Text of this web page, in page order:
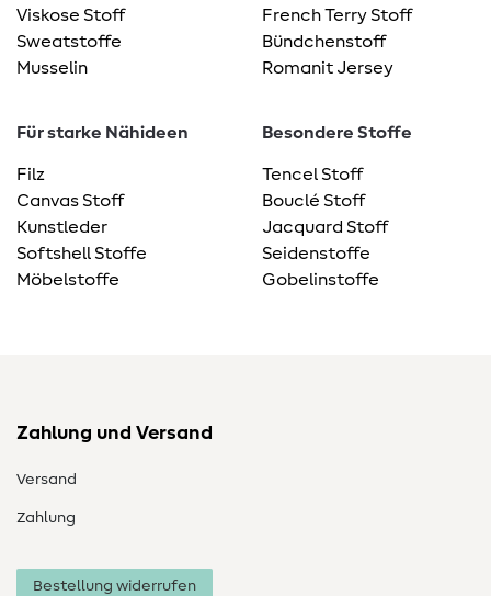
Viskose Stoff
Sweatstoffe
Musselin
French Terry Stoff
Bündchenstoff
Romanit Jersey
Für starke Nähideen
Filz
Canvas Stoff
Kunstleder
Softshell Stoffe
Möbelstoffe
Besondere Stoffe
Tencel Stoff
Bouclé Stoff
Jacquard Stoff
Seidenstoffe
Gobelinstoffe
Zahlung und Versand
Versand
Zahlung
Bestellung widerrufen